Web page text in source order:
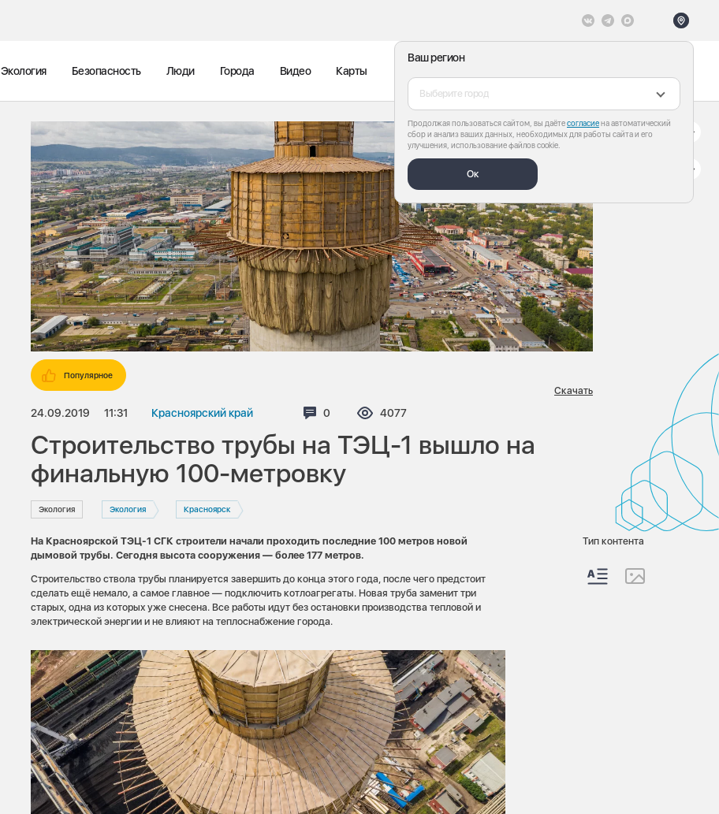
Ваш регион
Выберите город
Продолжая пользоваться сайтом, вы даётесогласиена автоматический
сбор и анализ ваших данных, необходимых для работы сайта и его
улучшения, использование файлов cookie.
Ок
Экология Безопасность Люди Города Видео Карты
Популярное
24.09.2019 11:31 Красноярский край Комментариев:
0 Просмотров:
4077
Скачать
Строительство трубы на ТЭЦ-1 вышло на
финальную 100-метровку
Экология Экология Красноярск
На Красноярской ТЭЦ-1 СГК строители начали проходить последние 100 метров новой
дымовой трубы. Сегодня высота сооружения — более 177 метров.
Строительство ствола трубы планируется завершить до конца этого года, после чего предстоит
сделать ещё немало, а самое главное — подключить котлоагрегаты. Новая труба заменит три
старых, одна из которых уже снесена. Все работы идут без остановки производства тепловой и
электрической энергии и не влияют на теплоснабжение города.
Тип контента